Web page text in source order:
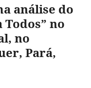
análise do
no
no
Pará,